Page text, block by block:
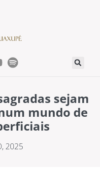
sejam
mundo de
2025